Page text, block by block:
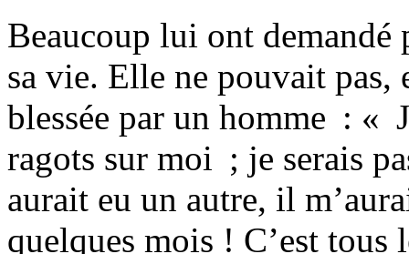
Beaucoup lui ont
sa vie. Elle ne pouvait
blessée par un homme : «
ragots sur moi ; je serais
aurait eu un autre, il
quelques mois ! C’est tous